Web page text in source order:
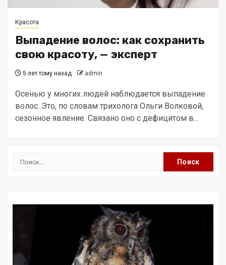
Красота
Выпадение волос: как сохранить
свою красоту, — эксперт
5 лет тому назад admin
Осенью у многих людей наблюдается выпадение
волос. Это, по словам трихолога Ольги Волковой,
сезонное явление. Связано оно с дефицитом в...
Найти: